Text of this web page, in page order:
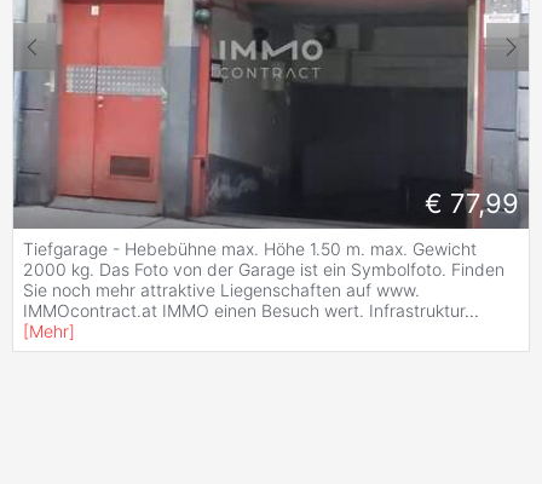
€ 77,99
Tiefgarage - Hebebühne max. Höhe 1.50 m. max. Gewicht
2000 kg. Das Foto von der Garage ist ein Symbolfoto. Finden
Sie noch mehr attraktive Liegenschaften auf www.
IMMOcontract.at IMMO einen Besuch wert. Infrastruktur...
[Mehr]